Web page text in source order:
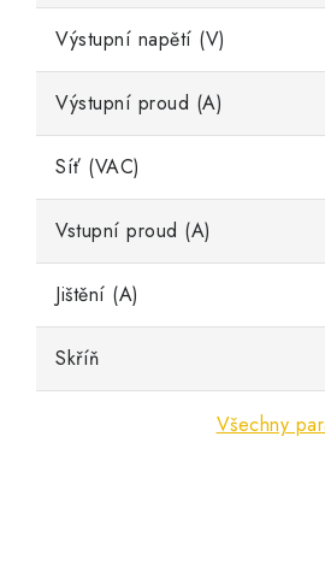
Výstupní napětí (V)
Výstupní proud (A)
Síť (VAC)
Vstupní proud (A)
Jištění (A)
Skříň
Všechny